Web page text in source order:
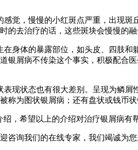
觉，慢慢的小红斑点严重，出现
去治疗的话，这些斑块会慢慢的
身体的暴露部位，如头皮、四肢
银屑病不传染这个事实，积极配合
现状态也有很大差别。呈现为鳞
为图状银屑病；还有盘状或钱币
，希望以上的介绍对治疗银屑病有
咨询我们的在线专家，我们竭诚为您